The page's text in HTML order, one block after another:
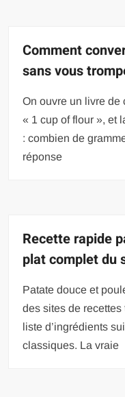
Comment
sans vous
On ouvre un livre de
« 1 cup of flour », et
: combien de
réponse
Recette rapide
plat complet du
Patate douce et
des sites de
liste d’ingrédients
classiques. La vraie